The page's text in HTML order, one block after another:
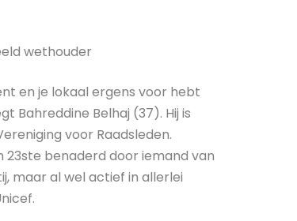
wethouder
en je lokaal ergens voor hebt
Bahreddine Belhaj (37). Hij is
voor Raadsleden.
23ste benaderd door iemand van
maar al wel actief in allerlei